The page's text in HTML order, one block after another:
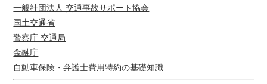
一般社団法人 交通事故サポート協会
国土交通省
警察庁 交通局
金融庁
自動車保険・弁護士費用特約の基礎知識